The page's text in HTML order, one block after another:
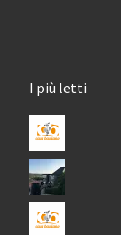
I più letti